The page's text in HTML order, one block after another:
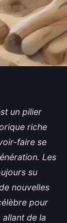
avec
de la
un pilier
riche
faire se
Les
su
nouvelles
pour
de la